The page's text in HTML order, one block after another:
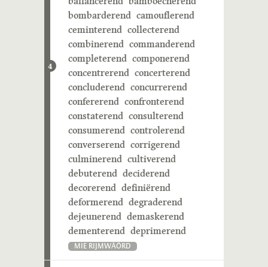
4
bombarderend camouflerend
ceminterend collecterend
combinerend commanderend
completerend componerend
concentrerend concerterend
concluderend concurrerend
confererend confronterend
constaterend consulterend
consumerend controlerend
converserend corrigerend
culminerend cultiverend
debuterend deciderend
decorerend definiërend
deformerend degraderend
dejeunerend demaskerend
dementerend deprimerend
MIE RIJMWÄÖRD